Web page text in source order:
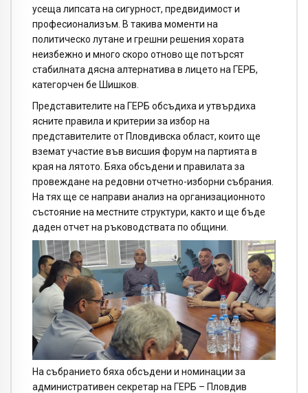
усеща липсата на сигурност, предвидимост и
професионализъм. В такива моменти на
политическо лутане и грешни решения хората
неизбежно и много скоро отново ще потърсят
стабилната дясна алтернатива в лицето на ГЕРБ,
категорчен бе Шишков.
Представителите на ГЕРБ обсъдиха и утвърдиха
ясните правила и критерии за избор на
представителите от Пловдивска област, които ще
вземат участие във висшия форум на партията в
края на лятото. Бяха обсъдени и правилата за
провеждане на редовни отчетно-изборни събрания.
На тях ще се направи анализ на организационното
състояние на местните структури, както и ще бъде
даден отчет на ръководствата по общини.
На събранието бяха обсъдени и номинации за
административен секретар на ГЕРБ – Пловдив